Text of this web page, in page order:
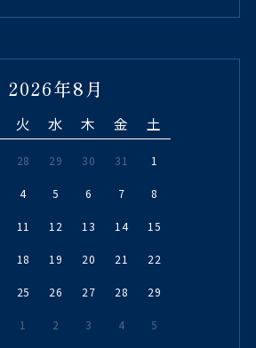
2026年8月
火 水 木 金 土
28 29 30 31 1
4 5 6 7 8
11 12 13 14 15
18 19 20 21 22
25 26 27 28 29
1 2 3 4 5